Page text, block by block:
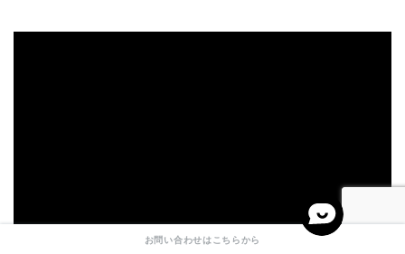
お問い合わせはこちらから